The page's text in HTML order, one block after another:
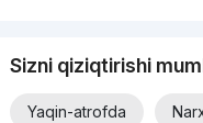
Sizni qiziqtirishi
Yaqin-atrofda